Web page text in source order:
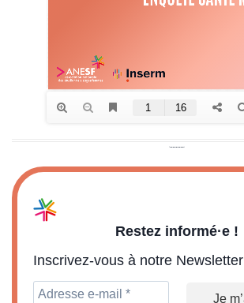
Restez informé·e !
Inscrivez-vous à notre Newsletter